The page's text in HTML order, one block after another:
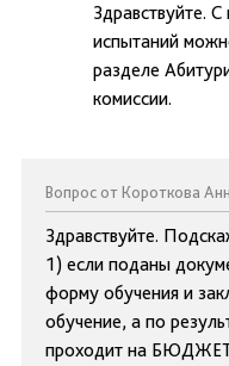
Здравствуйте.
испытаний
разделе
комиссии.
Вопрос от Короткова
Здравствуйте.
1) если поданы
форму обучения и
обучение, а по
проходит на